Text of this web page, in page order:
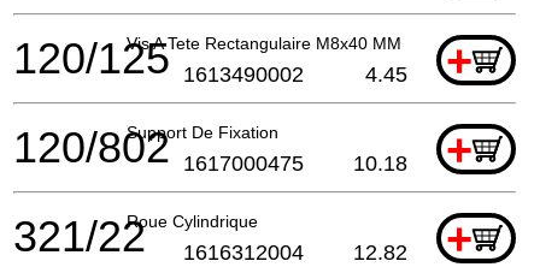
Vis A Tete Rectangulaire M8x40 MM +
120/125 1613490002 4.45
Support De Fixation +
120/802 1617000475 10.18
Roue Cylindrique +
321/22 1616312004 12.82